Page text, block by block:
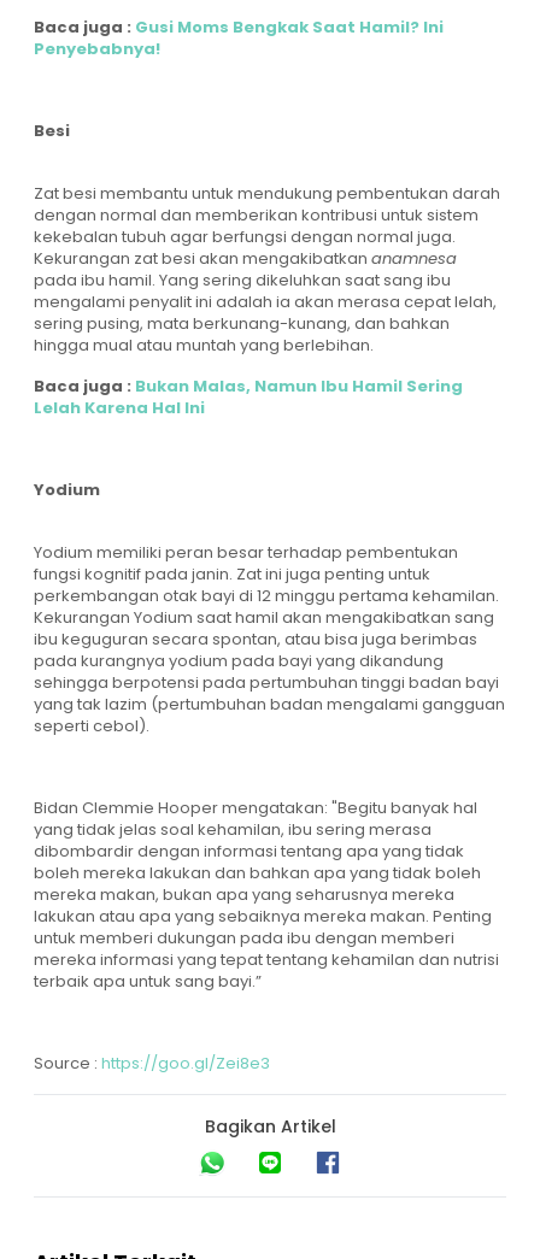
Baca juga : Gusi Moms Bengkak Saat Hamil? Ini
Penyebabnya!
Besi
Zat besi membantu untuk mendukung pembentukan darah
dengan normal dan memberikan kontribusi untuk sistem
kekebalan tubuh agar berfungsi dengan normal juga.
Kekurangan zat besi akan mengakibatkan anamnesa
pada ibu hamil. Yang sering dikeluhkan saat sang ibu
mengalami penyalit ini adalah ia akan merasa cepat lelah,
sering pusing, mata berkunang-kunang, dan bahkan
hingga mual atau muntah yang berlebihan.
Baca juga : Bukan Malas, Namun Ibu Hamil Sering
Lelah Karena Hal Ini
Yodium
Yodium memiliki peran besar terhadap pembentukan
fungsi kognitif pada janin. Zat ini juga penting untuk
perkembangan otak bayi di 12 minggu pertama kehamilan.
Kekurangan Yodium saat hamil akan mengakibatkan sang
ibu keguguran secara spontan, atau bisa juga berimbas
pada kurangnya yodium pada bayi yang dikandung
sehingga berpotensi pada pertumbuhan tinggi badan bayi
yang tak lazim (pertumbuhan badan mengalami gangguan
seperti cebol).
Bidan Clemmie Hooper mengatakan: "Begitu banyak hal
yang tidak jelas soal kehamilan, ibu sering merasa
dibombardir dengan informasi tentang apa yang tidak
boleh mereka lakukan dan bahkan apa yang tidak boleh
mereka makan, bukan apa yang seharusnya mereka
lakukan atau apa yang sebaiknya mereka makan. Penting
untuk memberi dukungan pada ibu dengan memberi
mereka informasi yang tepat tentang kehamilan dan nutrisi
terbaik apa untuk sang bayi.”
Source : https://goo.gl/Zei8e3
Bagikan Artikel